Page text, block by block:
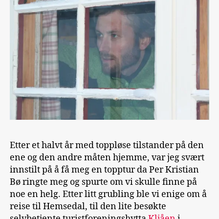
Etter et halvt år med toppløse tilstander på den
ene og den andre måten hjemme, var jeg svært
innstilt på å få meg en topptur da Per Kristian
Bø ringte meg og spurte om vi skulle finne på
noe en helg. Etter litt grubling ble vi enige om å
reise til Hemsedal, til den lite besøkte